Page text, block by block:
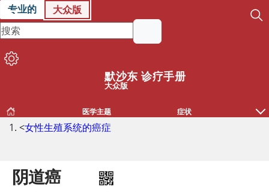
专业的 大众版
默沙东 诊疗手册
大众版
医学主题 症状
<女性生殖系统的癌症
阴道癌